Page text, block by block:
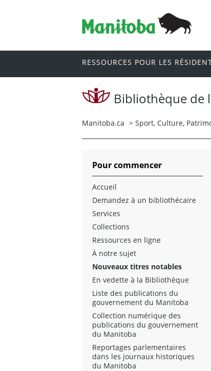
RESSOURCES POUR LES
Bibliothèque de
Manitoba.ca > Sport, Culture,
Pour commencer
Accueil
Demandez à un bibliothécaire
Services
Collections
Ressources en ligne
À notre sujet
Nouveaux titres notables
En vedette à la Bibliothèque
Liste des publications du
gouvernement du Manitoba
Collection numérique des
publications du gouvernement
du Manitoba
Reportages parlementaires
dans les journaux historiques
du Manitoba